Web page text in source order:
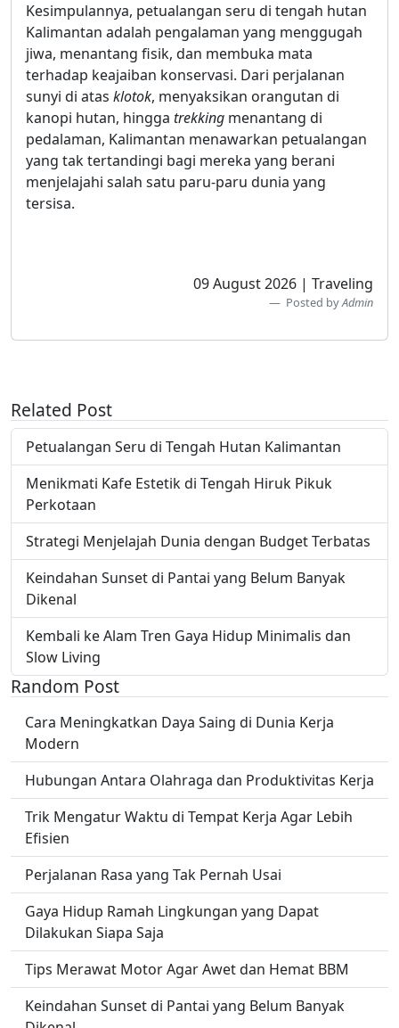
Kesimpulannya, petualangan seru di tengah hutan
Kalimantan adalah pengalaman yang menggugah
jiwa, menantang fisik, dan membuka mata
terhadap keajaiban konservasi. Dari perjalanan
sunyi di atas klotok, menyaksikan orangutan di
kanopi hutan, hingga trekking menantang di
pedalaman, Kalimantan menawarkan petualangan
yang tak tertandingi bagi mereka yang berani
menjelajahi salah satu paru-paru dunia yang
tersisa.
09 August 2026 | Traveling
Posted byAdmin
Related Post
Petualangan Seru di Tengah Hutan Kalimantan
Menikmati Kafe Estetik di Tengah Hiruk Pikuk
Perkotaan
Strategi Menjelajah Dunia dengan Budget Terbatas
Keindahan Sunset di Pantai yang Belum Banyak
Dikenal
Kembali ke Alam Tren Gaya Hidup Minimalis dan
Slow Living
Random Post
Cara Meningkatkan Daya Saing di Dunia Kerja
Modern
Hubungan Antara Olahraga dan Produktivitas Kerja
Trik Mengatur Waktu di Tempat Kerja Agar Lebih
Efisien
Perjalanan Rasa yang Tak Pernah Usai
Gaya Hidup Ramah Lingkungan yang Dapat
Dilakukan Siapa Saja
Tips Merawat Motor Agar Awet dan Hemat BBM
Keindahan Sunset di Pantai yang Belum Banyak